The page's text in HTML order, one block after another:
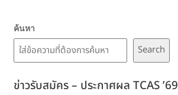
ค้นหา
Search
ข่าวรับสมัคร – ประกาศผล TCAS ’69